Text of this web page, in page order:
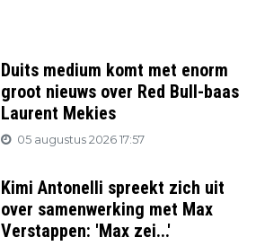
Duits medium komt met enorm
groot nieuws over Red Bull-baas
Laurent Mekies
05 augustus 2026 17:57
Kimi Antonelli spreekt zich uit
over samenwerking met Max
Verstappen: 'Max zei...'